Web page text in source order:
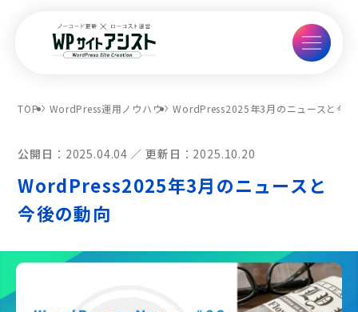
TOP WordPress運用ノウハウ WordPress2025年3月のニュースと今
公開日： 2025.04.04 更新日： 2025.10.20
WordPress2025年3月のニュースと
今後の動向